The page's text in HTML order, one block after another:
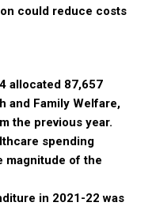
could reduce costs
allocated ₹87,657
and Family Welfare,
the previous year.
spending
magnitude of the
in 2021-22 was